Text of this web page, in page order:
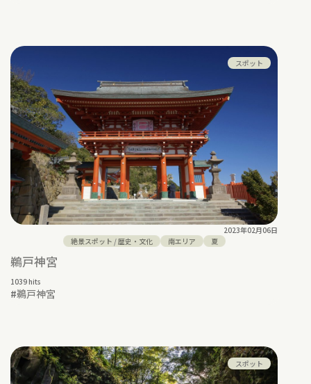
スポット
2023年02月06日
絶景スポット /歴史・文化 南エリア 夏
鵜戸神宮
1039 hits
#鵜戸神宮
スポット